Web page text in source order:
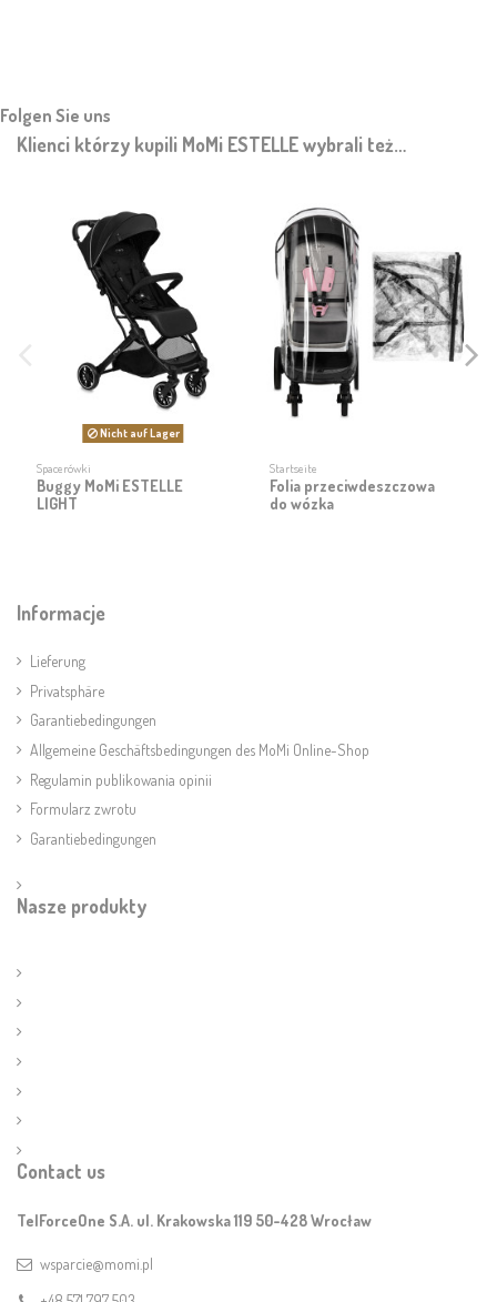
Folgen Sie uns
Klienci którzy kupili MoMi ESTELLE wybrali też…
Nicht auf Lager
Spacerówki
Buggy MoMi ESTELLE
LIGHT
Startseite
Folia przeciwdeszczowa
do wózka
Informacje
Lieferung
Privatsphäre
Garantiebedingungen
Allgemeine Geschäftsbedingungen des MoMi Online-Shop
Regulamin publikowania opinii
Formularz zwrotu
Garantiebedingungen
Nasze produkty
Contact us
TelForceOne S.A. ul. Krakowska 119 50-428 Wrocław
wsparcie@momi.pl